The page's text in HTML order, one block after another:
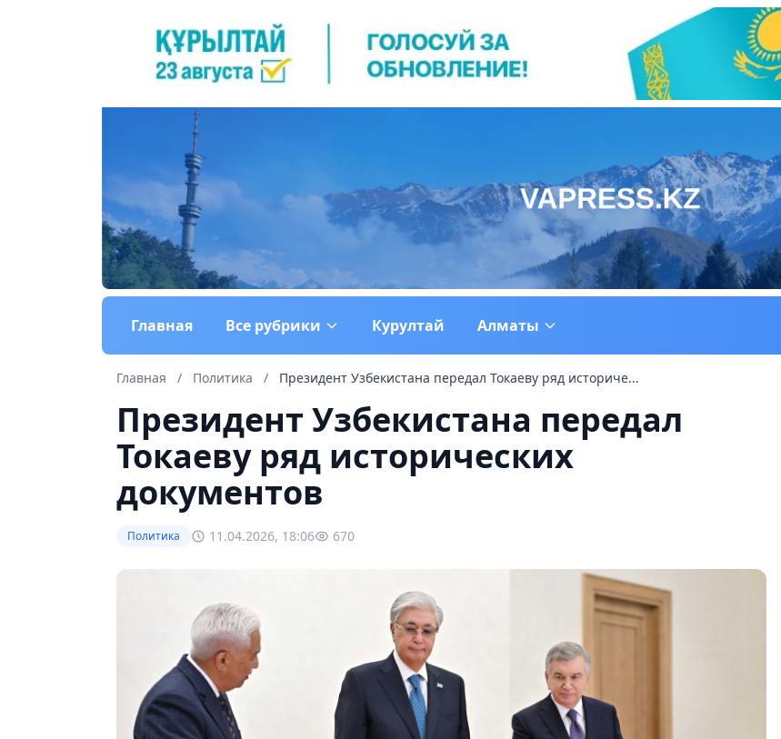
Главная Все рубрики Курултай Алматы
Главная / Политика / Президент Узбекистана передал Токаеву ряд историче...
Президент Узбекистана передал
Токаеву ряд исторических
документов
Политика 11.04.2026, 18:06 670